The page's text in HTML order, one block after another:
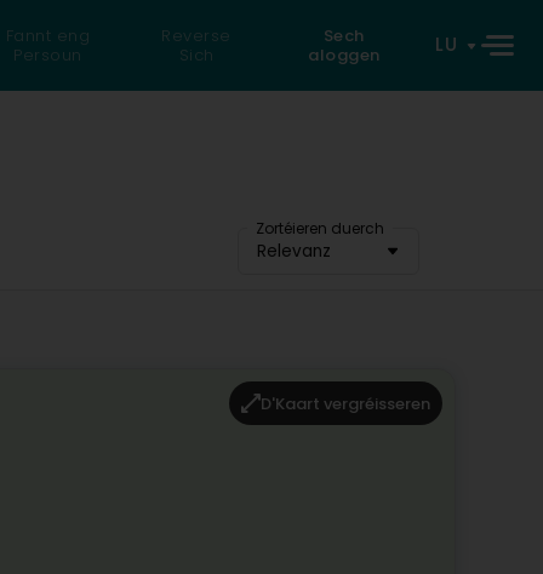
Fannt eng
Persoun
Reverse
Sich
Sech
aloggen
LU
Zortéieren duerch
Relevanz
D'Kaart vergréisseren